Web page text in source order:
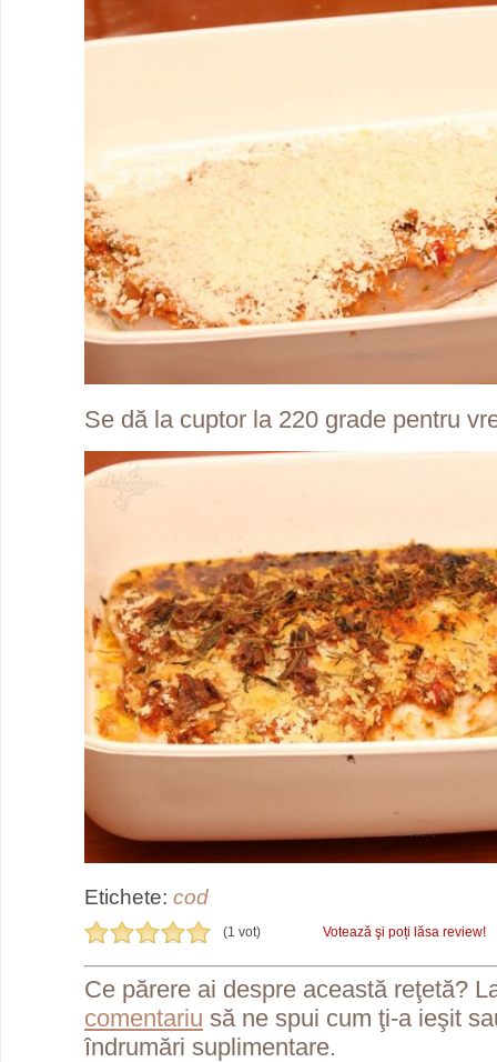
Se dă la cuptor la 220 grade pentru
Etichete: cod
(1 vot) Votează şi poți lăsa review!
Ce părere ai despre această reţetă?
comentariu să ne spui cum ţi-a ieşit
îndrumări suplimentare.